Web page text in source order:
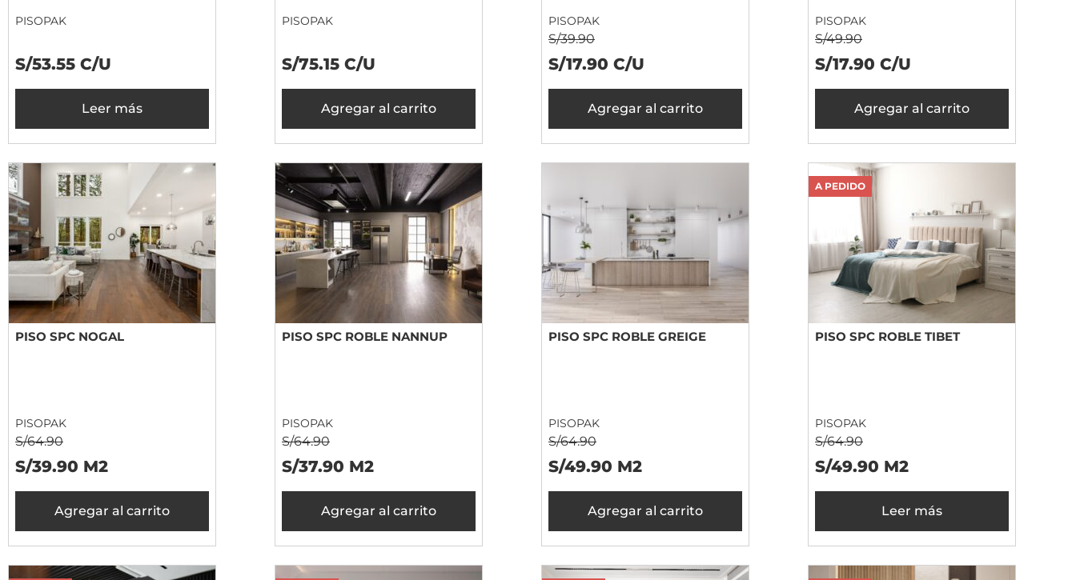
PISOPAK
S/53.55 C/U
Leer más
PISOPAK
S/75.15 C/U
Agregar al carrito
PISOPAK
S/39.90
S/17.90 C/U
Agregar al carrito
PISOPAK
S/49.90
S/17.90 C/U
Agregar al carrito
PISO SPC NOGAL
PISOPAK
S/64.90
S/39.90 M2
Agregar al carrito
PISO SPC ROBLE NANNUP
PISOPAK
S/64.90
S/37.90 M2
Agregar al carrito
PISO SPC ROBLE GREIGE
PISOPAK
S/64.90
S/49.90 M2
Agregar al carrito
A PEDIDO
PISO SPC ROBLE TIBET
PISOPAK
S/64.90
S/49.90 M2
Leer más